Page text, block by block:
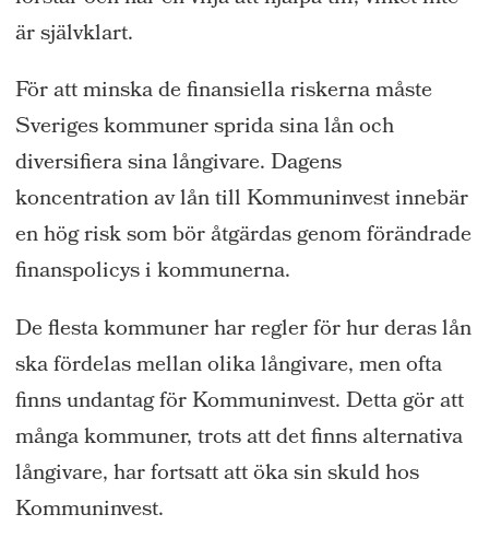
är självklart.
För att minska de finansiella riskerna måste
Sveriges kommuner sprida sina lån och
diversifiera sina långivare. Dagens
koncentration av lån till Kommuninvest innebär
en hög risk som bör åtgärdas genom förändrade
finanspolicys i kommunerna.
De flesta kommuner har regler för hur deras lån
ska fördelas mellan olika långivare, men ofta
finns undantag för Kommuninvest. Detta gör att
många kommuner, trots att det finns alternativa
långivare, har fortsatt att öka sin skuld hos
Kommuninvest.